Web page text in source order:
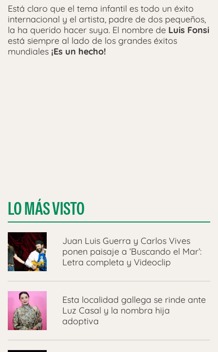
Está claro que el tema infantil es todo un éxito
internacional y el artista, padre de dos pequeños,
la ha querido hacer suya. El nombre de Luis Fonsi
está siempre al lado de los grandes éxitos
mundiales ¡Es un hecho!
LO MÁS VISTO
Juan Luis Guerra y Carlos Vives
ponen paisaje a ‘Buscando el Mar’:
Letra completa y Videoclip
Esta localidad gallega se rinde ante
Luz Casal y la nombra hija
adoptiva